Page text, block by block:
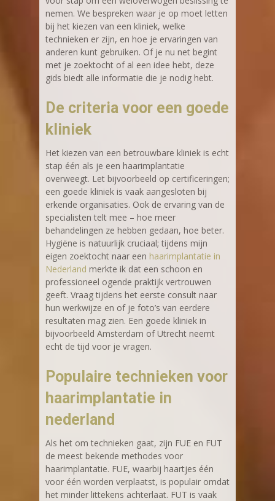
nemen. We bespreken waar je op moet letten
bij het kiezen van een kliniek, welke
technieken er zijn, en hoe je ervaringen van
anderen kunt gebruiken. Of je nu net begint
met je zoektocht of al een idee hebt, deze
gids biedt alle informatie die je nodig hebt.
De criteria voor een goede
kliniek
Het kiezen van een betrouwbare kliniek is echt
stap één als je een haarimplantatie
overweegt. Let bijvoorbeeld op certificeringen;
een goede kliniek is vaak aangesloten bij
erkende organisaties. Ook de ervaring van de
specialisten telt mee – hoe meer
behandelingen ze hebben gedaan, hoe beter.
Hygiëne is natuurlijk cruciaal; tijdens mijn
eigen zoektocht naar een haarimplantatie in
Nederland merkte ik dat een schoon en
professioneel ogende praktijk vertrouwen
geeft. Vraag tijdens het eerste consult naar
hun werkwijze en of je foto’s van eerdere
resultaten mag zien. Een goede kliniek in
bijvoorbeeld Amsterdam of Utrecht neemt
echt de tijd voor je vragen.
Populaire technieken voor
haarimplantatie in
nederland
Als het om technieken gaat, zijn FUE en FUT
de meest bekende methodes voor
haarimplantatie. FUE, waarbij haartjes één
voor één worden verplaatst, is populair omdat
het minder littekens achterlaat. FUT is vaak